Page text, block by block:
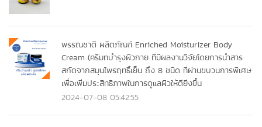
พรรณชาติ ผลิตภัณฑ์ Enriched Moisturizer Body
Cream (ครีมทบำรุงผิวกาย ที่มีผลงานวิจัยโดยการนำสาร
สกัดจากสมุนไพรฤทธิ์เย็น ถึง 8 ชนิด ที่ผ่านขบวนการพิเศษ
เพื่อเพิ่มประสิทธิภาพในการดูแลผิวให้ดียิ่งขึ้น
2024-07-08 05:42:55